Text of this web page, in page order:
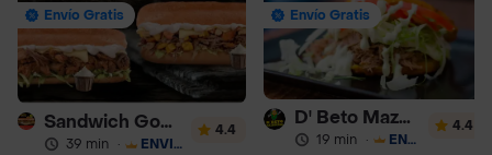
Envío Gratis
Sandwich Gourmet Salsa de Ajo
39 min · ENVÍO GRATIS
4.4
Envío Gratis
D' Beto Mazorcada
19 min · ENVÍO GRATIS
4.4